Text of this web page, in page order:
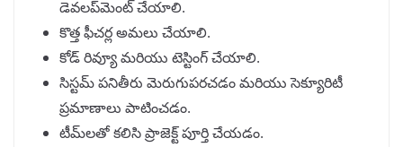
డెవలప్‌మెంట్ చేయాలి.
కొత్త ఫీచర్ల అమలు చేయాలి.
కోడ్ రివ్యూ మరియు టెస్టింగ్ చేయాలి.
సిస్టమ్ పనితీరు మెరుగుపరచడం మరియు సెక్యూరిటీ
ప్రమాణాలు పాటించడం.
టీమ్‌లతో కలిసి ప్రాజెక్ట్ పూర్తి చేయడం.